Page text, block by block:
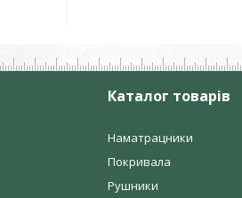
Каталог товарів
Наматрацники
Покривала
Рушники